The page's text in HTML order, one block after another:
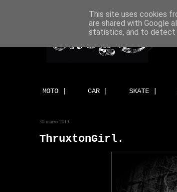
MOTO | CAR | SKATE |
30 marzo 2013
ThruxtonGirl.
This site uses cookies
are shared with Google
statistics, and to detect